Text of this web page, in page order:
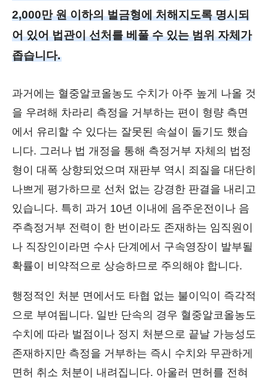
2,000만 원 이하의 벌금형에 처해지도록 명시되
어 있어 법관이 선처를 베풀 수 있는 범위 자체가
좁습니다.
과거에는 혈중알코올농도 수치가 아주 높게 나올 것
을 우려해 차라리 측정을 거부하는 편이 형량 측면
에서 유리할 수 있다는 잘못된 속설이 돌기도 했습
니다. 그러나 법 개정을 통해 측정거부 자체의 법정
형이 대폭 상향되었으며 재판부 역시 죄질을 대단히
나쁘게 평가하므로 선처 없는 강경한 판결을 내리고
있습니다. 특히 과거 10년 이내에 음주운전이나 음
주측정거부 전력이 한 번이라도 존재하는 임직원이
나 직장인이라면 수사 단계에서 구속영장이 발부될
확률이 비약적으로 상승하므로 주의해야 합니다.
행정적인 처분 면에서도 타협 없는 불이익이 즉각적
으로 부여됩니다. 일반 단속의 경우 혈중알코올농도
수치에 따라 벌점이나 정지 처분으로 끝날 가능성도
존재하지만 측정을 거부하는 즉시 수치와 무관하게
면허 취소 처분이 내려집니다. 아울러 면허를 전혀